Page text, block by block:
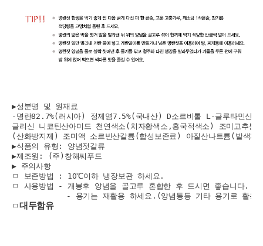
▶성분명 및 원재료
-명란82.7%(러시아) 정제염7.5%(국내산) D소르비톨 L-글루타민산
글리신 니코틴산아미드 천연색소(치자황색소,홍국적색소) 조미고추
(산화방지제) 조미액 소르빈산칼륨(합성보존료) 아질산나트륨(발색제)
▶식품의 유형: 양념젓갈류
▶제조원: (주)창해씨푸드
▶ 주의사항
ㅁ 보존방법 : 10℃이하 냉장보관 하세요.
ㅁ 사용방법 - 개봉후 양념을 골고루 혼합한 후 드시면 좋습니다.
- 용기는 재활용 하세요.(양념통등 기타 용기로 활
ㅁ대두함유